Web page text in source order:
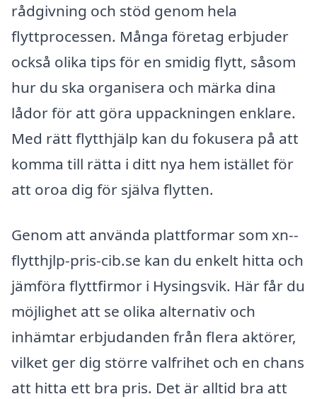
rådgivning och stöd genom hela
flyttprocessen. Många företag erbjuder
också olika tips för en smidig flytt, såsom
hur du ska organisera och märka dina
lådor för att göra uppackningen enklare.
Med rätt flytthjälp kan du fokusera på att
komma till rätta i ditt nya hem istället för
att oroa dig för själva flytten.
Genom att använda plattformar som xn--
flytthjlp-pris-cib.se kan du enkelt hitta och
jämföra flyttfirmor i Hysingsvik. Här får du
möjlighet att se olika alternativ och
inhämtar erbjudanden från flera aktörer,
vilket ger dig större valfrihet och en chans
att hitta ett bra pris. Det är alltid bra att